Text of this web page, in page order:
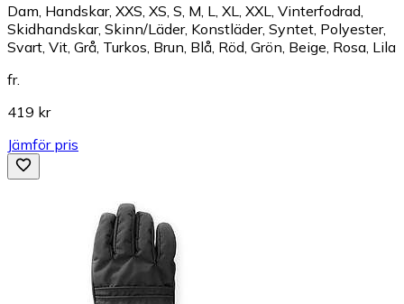
Dam, Handskar, XXS, XS, S, M, L, XL, XXL, Vinterfodrad,
Skidhandskar, Skinn/Läder, Konstläder, Syntet, Polyester,
Svart, Vit, Grå, Turkos, Brun, Blå, Röd, Grön, Beige, Rosa, Lila
fr.
419 kr
Jämför pris